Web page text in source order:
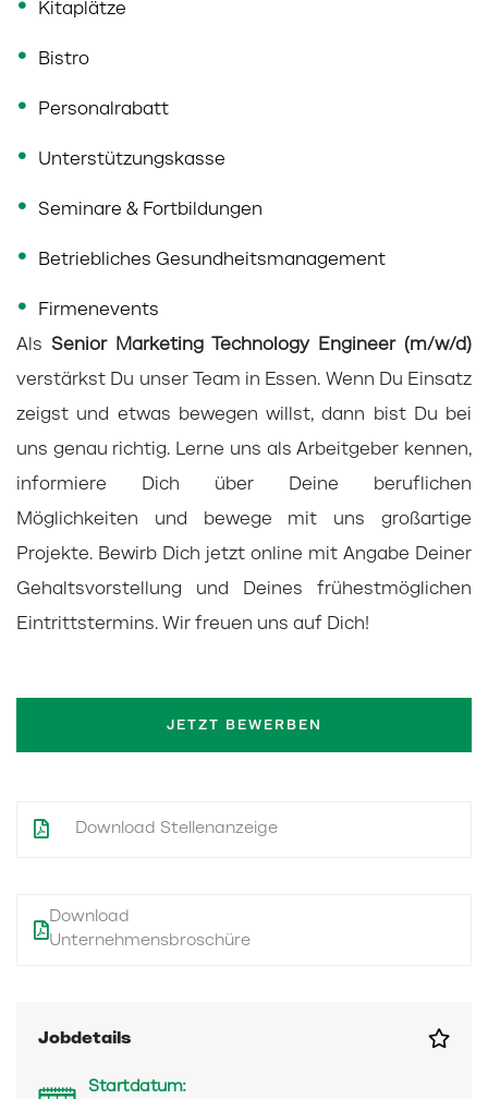
Kitaplätze
Bistro
Personalrabatt
Unterstützungskasse
Seminare & Fortbildungen
Betriebliches Gesundheitsmanagement
Firmenevents
Als Senior Marketing Technology Engineer (m/w/d)
verstärkst Du unser Team in Essen. Wenn Du Einsatz
zeigst und etwas bewegen willst, dann bist Du bei
uns genau richtig. Lerne uns als Arbeitgeber kennen,
informiere Dich über Deine beruflichen
Möglichkeiten und bewege mit uns großartige
Projekte. Bewirb Dich jetzt online mit Angabe Deiner
Gehaltsvorstellung und Deines frühestmöglichen
Eintrittstermins. Wir freuen uns auf Dich!
JETZT BEWERBEN
Download Stellenanzeige
Download
Unternehmensbroschüre
Jobdetails
Startdatum: